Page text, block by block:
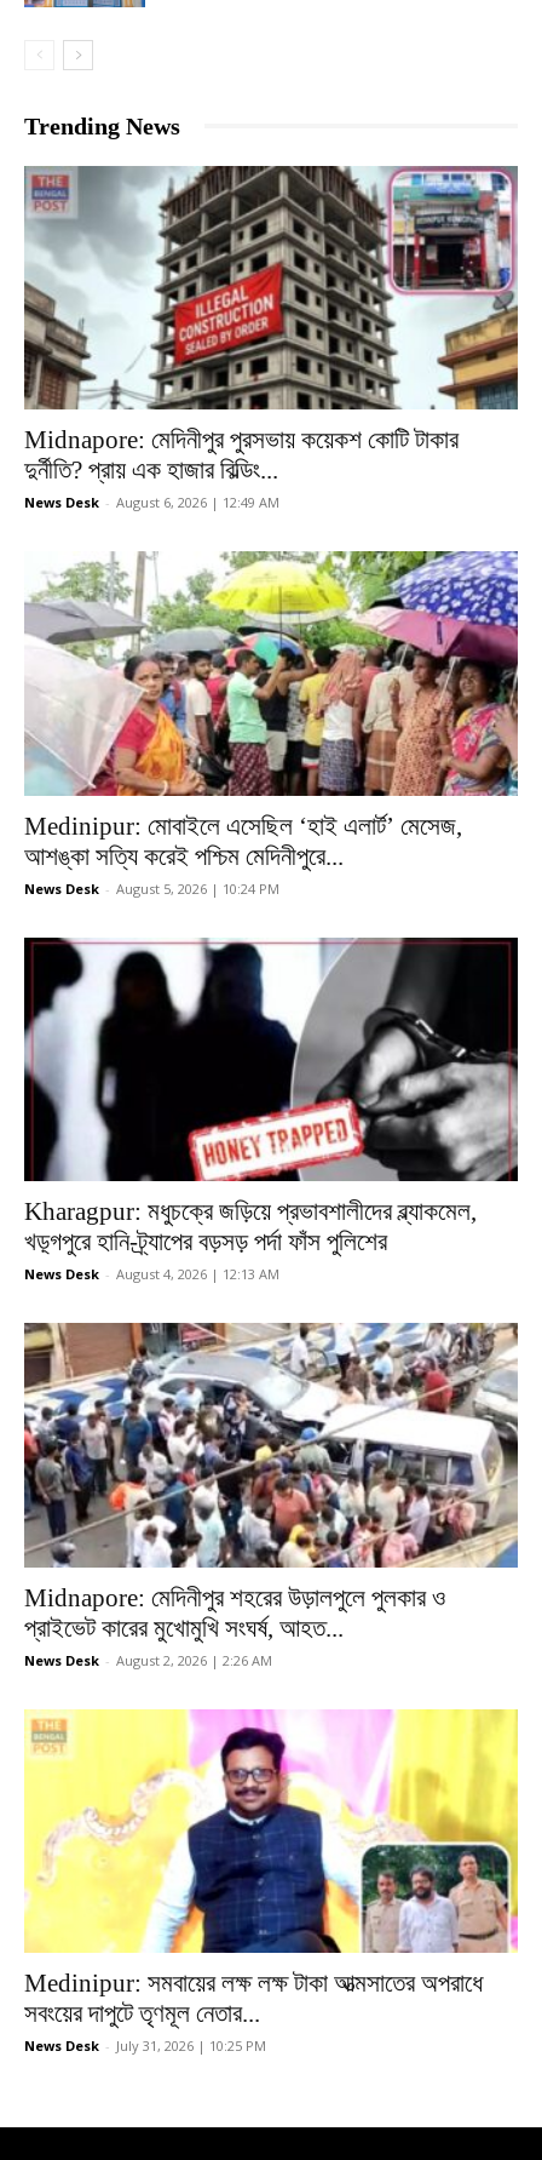
Trending News
Midnapore: মেদিনীপুর পুরসভায় কয়েকশ কোটি টাকার
দুর্নীতি? প্রায় এক হাজার বিল্ডিং...
News Desk - August 6, 2026 | 12:49 AM
Medinipur: মোবাইলে এসেছিল ‘হাই এলার্ট’ মেসেজ,
আশঙ্কা সত্যি করেই পশ্চিম মেদিনীপুরে...
News Desk - August 5, 2026 | 10:24 PM
Kharagpur: মধুচক্রে জড়িয়ে প্রভাবশালীদের ব্ল্যাকমেল,
খড়্গপুরে হানি-ট্র্যাপের বড়সড় পর্দা ফাঁস পুলিশের
News Desk - August 4, 2026 | 12:13 AM
Midnapore: মেদিনীপুর শহরের উড়ালপুলে পুলকার ও
প্রাইভেট কারের মুখোমুখি সংঘর্ষ, আহত...
News Desk - August 2, 2026 | 2:26 AM
Medinipur: সমবায়ের লক্ষ লক্ষ টাকা আত্মসাতের অপরাধে
সবংয়ের দাপুটে তৃণমূল নেতার...
News Desk - July 31, 2026 | 10:25 PM